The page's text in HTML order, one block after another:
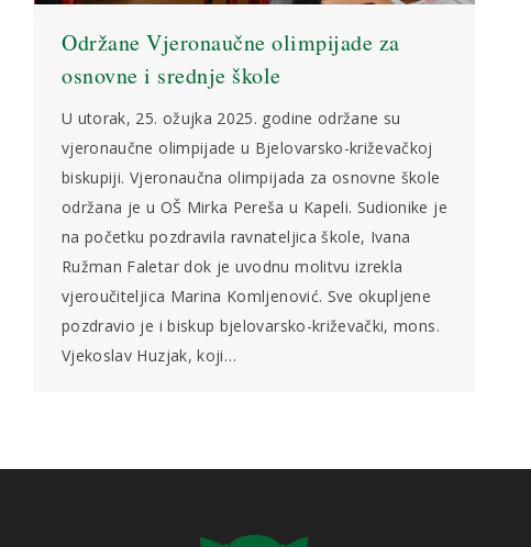
Održane Vjeronaučne olimpijade za
osnovne i srednje škole
U utorak, 25. ožujka 2025. godine održane su
vjeronaučne olimpijade u Bjelovarsko-križevačkoj
biskupiji. Vjeronaučna olimpijada za osnovne škole
održana je u OŠ Mirka Pereša u Kapeli. Sudionike je
na početku pozdravila ravnateljica škole, Ivana
Ružman Faletar dok je uvodnu molitvu izrekla
vjeroučiteljica Marina Komljenović. Sve okupljene
pozdravio je i biskup bjelovarsko-križevački, mons.
Vjekoslav Huzjak, koji…